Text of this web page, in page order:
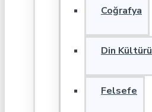
Coğrafya
Din
Felsefe